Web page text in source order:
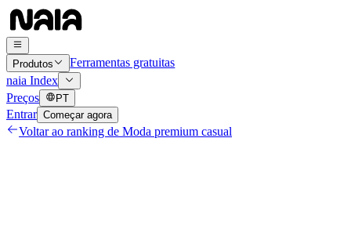
Produtos
Ferramentas gratuitas
naia Index
Preços
PT
Entrar Começar agora
Voltar ao ranking de Moda premium casual